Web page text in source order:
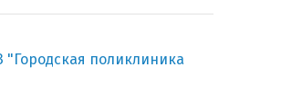
"Городская поликлиника